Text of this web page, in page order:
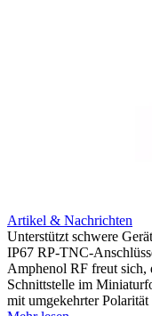
Artikel & Nachrichten
Unterstützt schwere
IP67 RP-TNC-
Amphenol RF freut
Schnittstelle im
mit umgekehrter Polarität